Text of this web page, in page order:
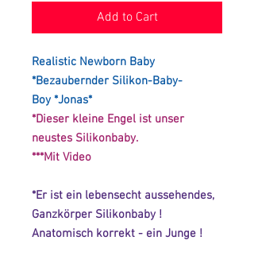
Add to Cart
Realistic Newborn Baby
*Bezaubernder Silikon-Baby-
Boy *Jonas*
*Dieser kleine Engel ist unser
neustes Silikonbaby.
***Mit Video
*Er ist ein lebensecht aussehendes,
Ganzkörper Silikonbaby !
Anatomisch korrekt - ein Junge !